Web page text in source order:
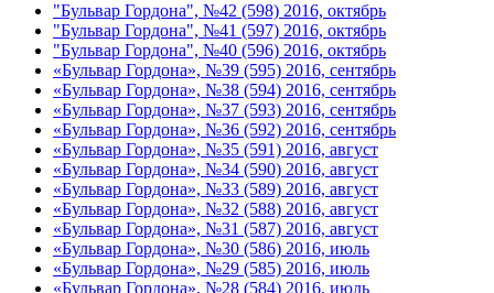
"Бульвар Гордона", №42 (598) 2016, октябрь
"Бульвар Гордона", №41 (597) 2016, октябрь
"Бульвар Гордона", №40 (596) 2016, октябрь
«Бульвар Гордона», №39 (595) 2016, сентябрь
«Бульвар Гордона», №38 (594) 2016, сентябрь
«Бульвар Гордона», №37 (593) 2016, сентябрь
«Бульвар Гордона», №36 (592) 2016, сентябрь
«Бульвар Гордона», №35 (591) 2016, август
«Бульвар Гордона», №34 (590) 2016, август
«Бульвар Гордона», №33 (589) 2016, август
«Бульвар Гордона», №32 (588) 2016, август
«Бульвар Гордона», №31 (587) 2016, август
«Бульвар Гордона», №30 (586) 2016, июль
«Бульвар Гордона», №29 (585) 2016, июль
«Бульвар Гордона», №28 (584) 2016, июль